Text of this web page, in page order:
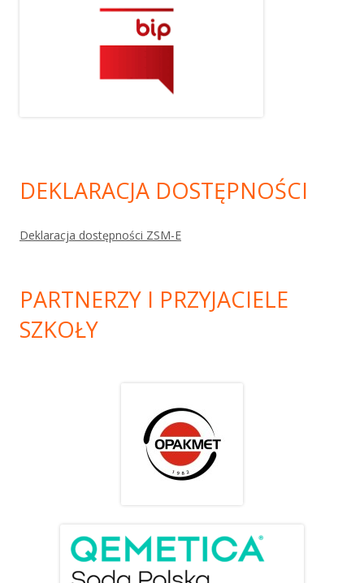
DEKLARACJA DOSTĘPNOŚCI
Deklaracja dostępności ZSM-E
PARTNERZY I PRZYJACIELE
SZKOŁY